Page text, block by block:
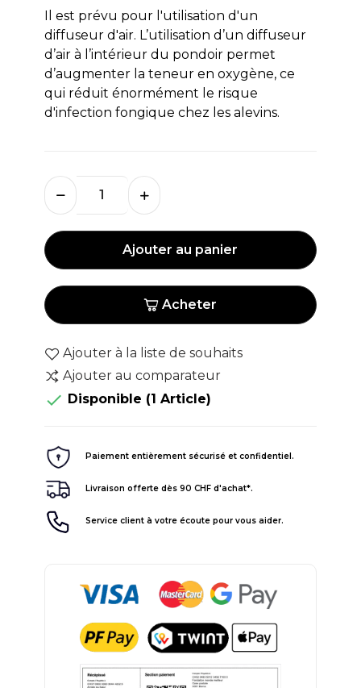
Il est prévu pour l'utilisation d'un
diffuseur d'air. L’utilisation d’un diffuseur
d’air à l’intérieur du pondoir permet
d’augmenter la teneur en oxygène, ce
qui réduit énormément le risque
d'infection fongique chez les alevins.
Ajouter au panier
Acheter
Ajouter à la liste de souhaits
Ajouter au comparateur
 Disponible (1 Article)
Paiement entièrement sécurisé et confidentiel.
Livraison offerte dès 90 CHF d'achat*.
Service client à votre écoute pour vous aider.